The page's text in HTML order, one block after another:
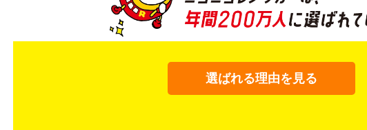
選ばれる理由を見る